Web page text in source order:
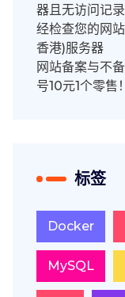
器且无访问记录
经检查您的网
香港)服务器
网站备案与不
号10元1个零售！
标签
Docker
MySQL